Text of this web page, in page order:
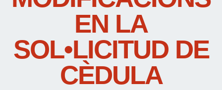
EN LA
SOL•LICITUD DE
CÈDULA